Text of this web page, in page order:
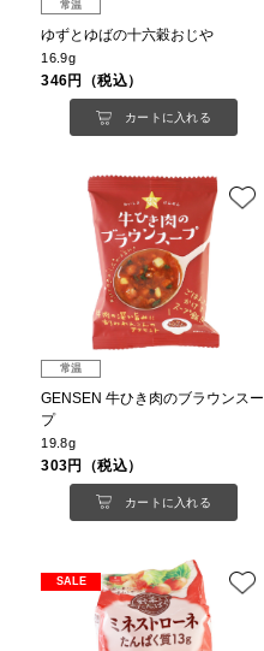
常温
ゆずとゆばの十六穀おじや
16.9g
346円（税込）
カートに入れる
常温
GENSEN 牛ひき肉のブラウンスー
プ
19.8g
303円（税込）
カートに入れる
SALE